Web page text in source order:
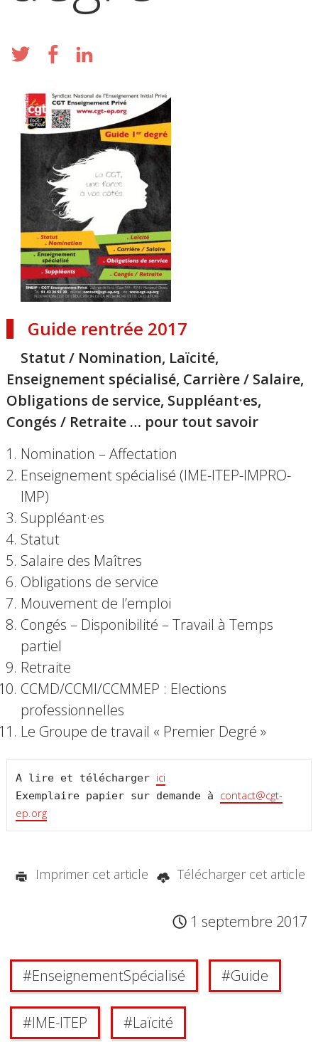
Guide rentrée 2017
Statut / Nomination, Laïcité,
Enseignement spécialisé, Carrière / Salaire,
Obligations de service, Suppléant·es,
Congés / Retraite … pour tout savoir
Nomination – Affectation
Enseignement spécialisé (IME-ITEP-IMPRO-
IMP)
Suppléant·es
Statut
Salaire des Maîtres
Obligations de service
Mouvement de l’emploi
Congés – Disponibilité – Travail à Temps
partiel
Retraite
CCMD/CCMI/CCMMEP : Elections
professionnelles
Le Groupe de travail « Premier Degré »
A lire et télécharger ici
Exemplaire papier sur demande à contact@cgt-
ep.org
Imprimer cet article Télécharger cet article
1 septembre 2017
#Enseignement Spécialisé #Guide
#IME-ITEP #Laïcité